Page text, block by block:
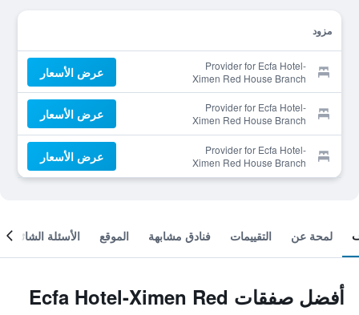
مزود
Provider for Ecfa Hotel-
Ximen Red House Branch
عرض الأسعار
Provider for Ecfa Hotel-
Ximen Red House Branch
عرض الأسعار
Provider for Ecfa Hotel-
Ximen Red House Branch
عرض الأسعار
لمحة عن التقييمات فنادق مشابهة الموقع الأسئلة الشائعة
أفضل صفقات Ecfa Hotel-Ximen Red